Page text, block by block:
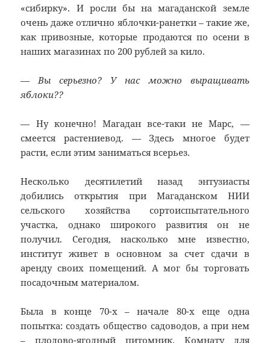
«сибирку». И росли бы на магаданской земле
очень даже отлично яблочки-ранетки – такие же,
как привозные, которые продаются по осени в
наших магазинах по 200 рублей за кило.
— Вы серьезно? У нас можно выращивать
яблоки??
— Ну конечно! Магадан все-таки не Марс, —
смеется растениевод. — Здесь многое будет
расти, если этим заниматься всерьез.
Несколько десятилетий назад энтузиасты
добились открытия при Магаданском НИИ
сельского хозяйства сортоиспытательного
участка, однако широкого развития он не
получил. Сегодня, насколько мне известно,
институт живет в основном за счет сдачи в
аренду своих помещений. А мог бы торговать
посадочным материалом.
Была в конце 70-х – начале 80-х еще одна
попытка: создать общество садоводов, а при нем
– плодово-ягодный питомник. Комнату для